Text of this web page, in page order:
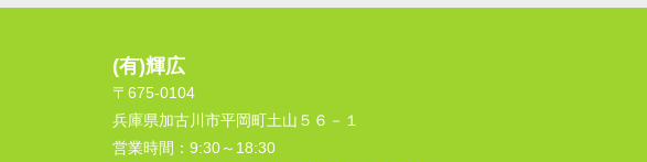
(有)輝広
〒675-0104
兵庫県加古川市平岡町土山５６－１
営業時間： 9:30～18:30